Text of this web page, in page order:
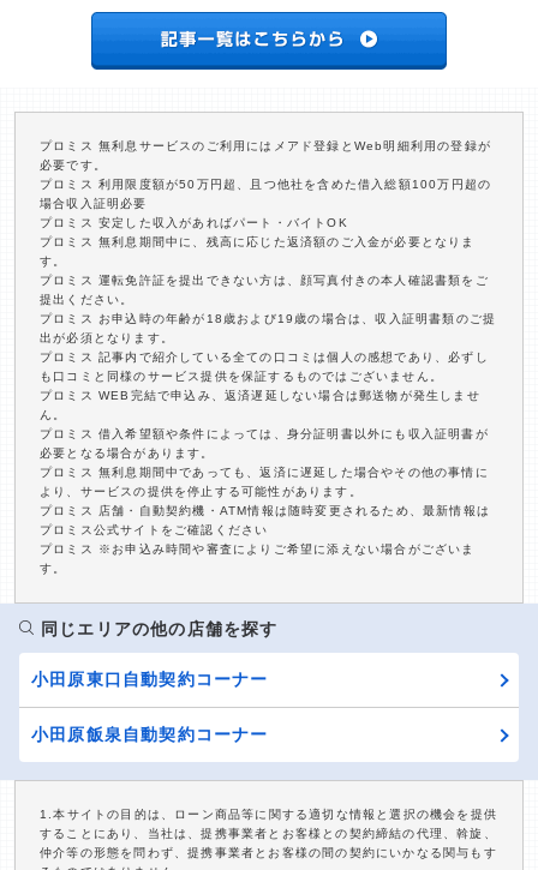
プロミス 無利息サービスのご利用にはメアド登録とWeb明細利用の登録が
必要です。
プロミス 利用限度額が50万円超、且つ他社を含めた借入総額100万円超の
場合収入証明必要
プロミス 安定した収入があればパート・バイトOK
プロミス 無利息期間中に、残高に応じた返済額のご入金が必要となりま
す。
プロミス 運転免許証を提出できない方は、顔写真付きの本人確認書類をご
提出ください。
プロミス お申込時の年齢が18歳および19歳の場合は、収入証明書類のご提
出が必須となります。
プロミス 記事内で紹介している全ての口コミは個人の感想であり、必ずし
も口コミと同様のサービス提供を保証するものではございません。
プロミス WEB完結で申込み、返済遅延しない場合は郵送物が発生しませ
ん。
プロミス 借入希望額や条件によっては、身分証明書以外にも収入証明書が
必要となる場合があります。
プロミス 無利息期間中であっても、返済に遅延した場合やその他の事情に
より、サービスの提供を停止する可能性があります。
プロミス 店舗・自動契約機・ATM情報は随時変更されるため、最新情報は
プロミス公式サイトをご確認ください
プロミス ※お申込み時間や審査によりご希望に添えない場合がございま
す。
同じエリアの他の店舗を探す
小田原東口自動契約コーナー
小田原飯泉自動契約コーナー
1.本サイトの目的は、ローン商品等に関する適切な情報と選択の機会を提供
することにあり、当社は、提携事業者とお客様との契約締結の代理、斡旋、
仲介等の形態を問わず、提携事業者とお客様の間の契約にいかなる関与もす